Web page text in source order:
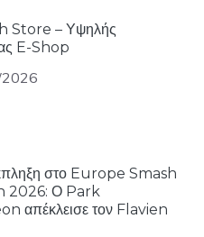
Store – Υψηλής
E-Shop
στο Europe Smash
2026: Ο Park
απέκλεισε τον Flavien